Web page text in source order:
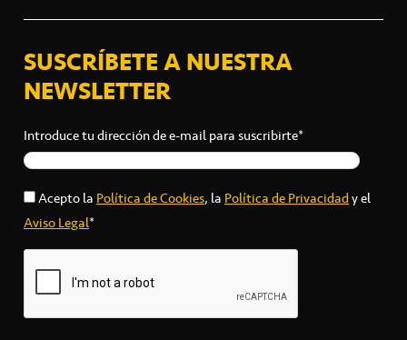
SUSCRÍBETE A NUESTRA
NEWSLETTER
Introduce tu dirección de e-mail para suscribirte*
Acepto laPolítica de Cookies, laPolítica de Privacidady el
Aviso Legal*